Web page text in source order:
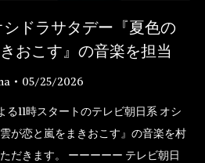
ドラサタデー『夏色の
おこす』の音楽を担当
05/25/2026
る11時スタートのテレビ朝日系 オシ
が恋と嵐をまきおこす』の音楽を村
だきます。 ーーーーー テレビ朝日